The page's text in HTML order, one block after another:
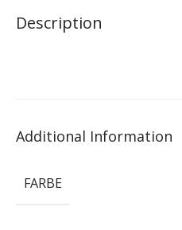
Description
Additional Information
FARBE